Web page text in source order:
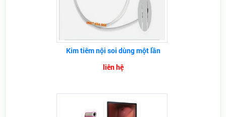
Kim tiêm nội soi dùng một lần
liên hệ